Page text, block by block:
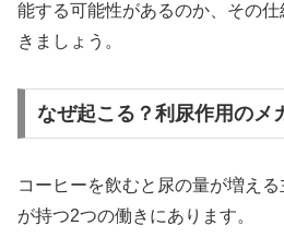
能する可能性があるのか、その
きましょう。
なぜ起こる？利尿作用のメ
コーヒーを飲むと尿の量が増え
が持つ2つの働きにあります。